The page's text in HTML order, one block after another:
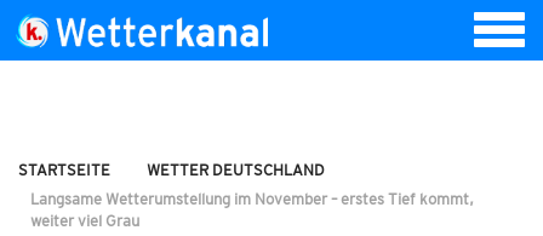
STARTSEITE
WETTER DEUTSCHLAND
Langsame Wetterumstellung im November – erstes Tief kommt,
weiter viel Grau